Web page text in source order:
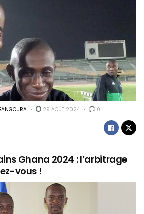
29 AOÛT 2024 0
Ghana 2024 : l’arbitrage
vous !